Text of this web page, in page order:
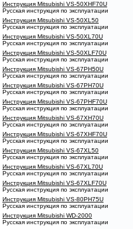
Инструкция Mitsubishi VS-50XHF70U
Русская инструкция по эксплуатации
Инструкция Mitsubishi VS-50XL50
Русская инструкция по эксплуатации
Инструкция Mitsubishi VS-50XL70U
Русская инструкция по эксплуатации
Инструкция Mitsubishi VS-50XLF70U
Русская инструкция по эксплуатации
Инструкция Mitsubishi VS-67PH50U
Русская инструкция по эксплуатации
Инструкция Mitsubishi VS-67PH70U
Русская инструкция по эксплуатации
Инструкция Mitsubishi VS-67PHF70U
Русская инструкция по эксплуатации
Инструкция Mitsubishi VS-67XH70U
Русская инструкция по эксплуатации
Инструкция Mitsubishi VS-67XHF70U
Русская инструкция по эксплуатации
Инструкция Mitsubishi VS-67XL50
Русская инструкция по эксплуатации
Инструкция Mitsubishi VS-67XL70U
Русская инструкция по эксплуатации
Инструкция Mitsubishi VS-67XLF70U
Русская инструкция по эксплуатации
Инструкция Mitsubishi VS-80PH75U
Русская инструкция по эксплуатации
Инструкция Mitsubishi WD-2000
Русская инструкция по эксплуатации